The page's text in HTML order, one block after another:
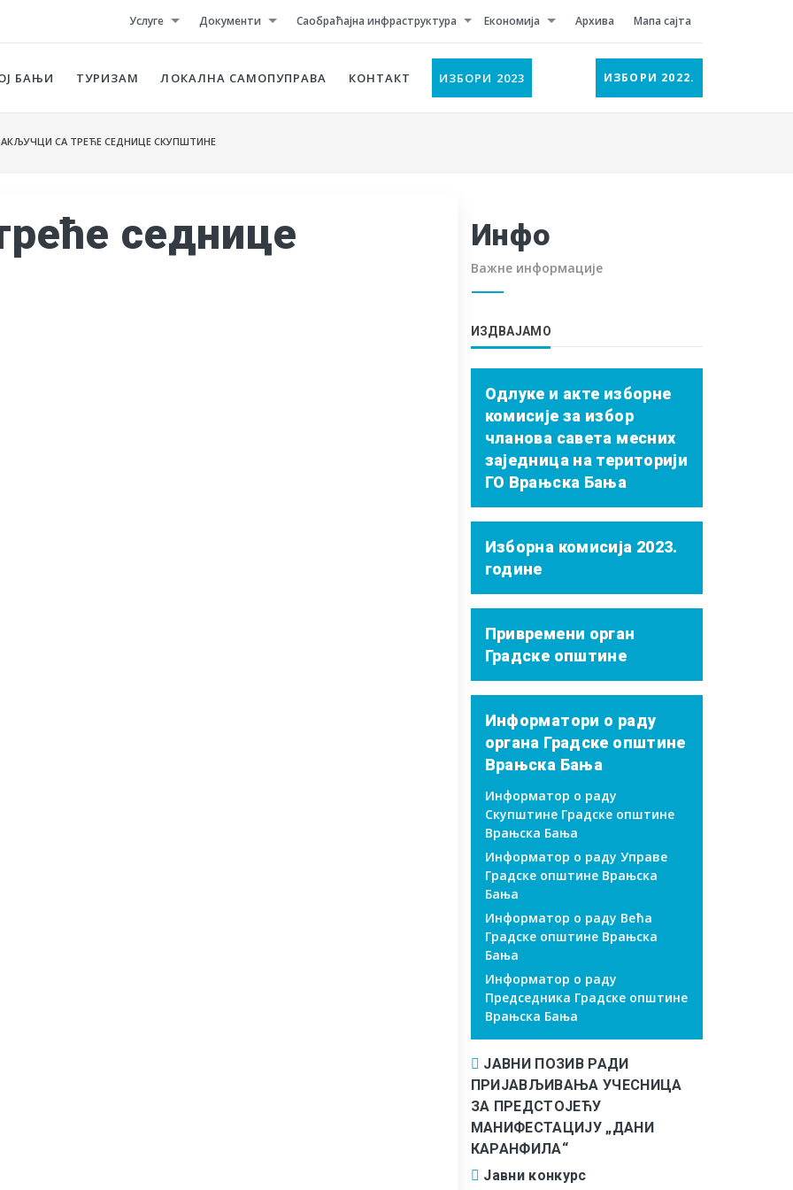
Услуге Документи Саобраћајна инфраструктура Економија Архива Мапа сајта
БАЊИ ТУРИЗАМ ЛОКАЛНА САМОПУПРАВА КОНТАКТ ИЗБОРИ 2023 ИЗБОРИ 2022.
СА ТРЕЋЕ СЕДНИЦЕ СКУПШТИНЕ
седнице
Инфо
Важне информације
ИЗДВАЈАМО
Одлуке и акте изборне
комисије за избор
чланова савета месних
заједница на територији
ГО Врањска Бања
Изборна комисија 2023.
године
Привремени орган
Градске општине
Информатори о раду
органа Градске општине
Врањска Бања
Информатор о раду
Скупштине Градске општине
Врањска Бања
Информатор о раду Управе
Градске општине Врањска
Бања
Информатор о раду Већа
Градске општине Врањска
Бања
Информатор о раду
Председника Градске општине
Врањска Бања
ЈАВНИ ПОЗИВ РАДИ
ПРИЈАВЉИВАЊА УЧЕСНИЦА
ЗА ПРЕДСТОЈЕЋУ
МАНИФЕСТАЦИЈУ „ДАНИ
КАРАНФИЛА“
Јавни конкурс